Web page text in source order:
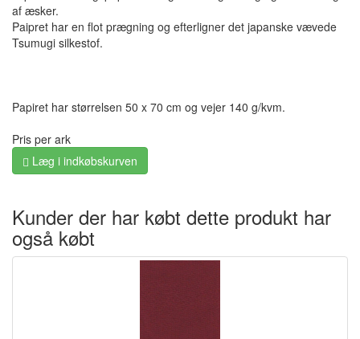
af æsker.
Paipret har en flot prægning og efterligner det japanske vævede
Tsumugi silkestof.
Papiret har størrelsen 50 x 70 cm og vejer 140 g/kvm.
Pris per ark
Læg i indkøbskurven
Kunder der har købt dette produkt har
også købt